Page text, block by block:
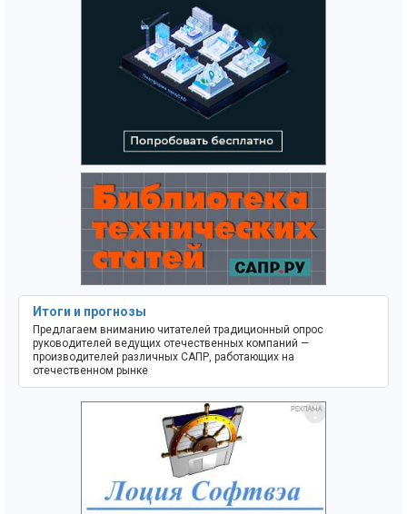
Итоги и прогнозы
Предлагаем вниманию читателей традиционный опрос
руководителей ведущих отечественных компаний —
производителей различных САПР, работающих на
отечественном рынке